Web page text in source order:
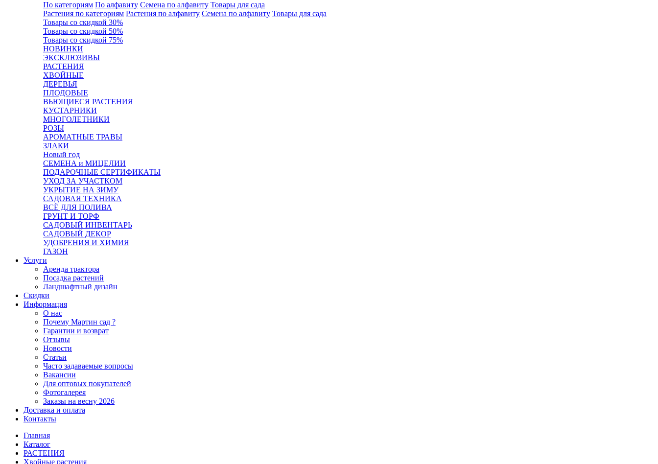
По категориям По алфавиту Семена по алфавиту Товары для сада
Растения по категориям Растения по алфавиту Семена по алфавиту Товары для сада
Товары со скидкой 30%
Товары со скидкой 50%
Товары со скидкой 75%
НОВИНКИ
ЭКСКЛЮЗИВЫ
РАСТЕНИЯ
ХВОЙНЫЕ
ДЕРЕВЬЯ
ПЛОДОВЫЕ
ВЬЮЩИЕСЯ РАСТЕНИЯ
КУСТАРНИКИ
МНОГОЛЕТНИКИ
РОЗЫ
АРОМАТНЫЕ ТРАВЫ
ЗЛАКИ
Новый год
СЕМЕНА и МИЦЕЛИИ
ПОДАРОЧНЫЕ СЕРТИФИКАТЫ
УХОД ЗА УЧАСТКОМ
УКРЫТИЕ НА ЗИМУ
САДОВАЯ ТЕХНИКА
ВСЁ ДЛЯ ПОЛИВА
ГРУНТ И ТОРФ
САДОВЫЙ ИНВЕНТАРЬ
САДОВЫЙ ДЕКОР
УДОБРЕНИЯ И ХИМИЯ
ГАЗОН
Услуги
Аренда трактора
Посадка растений
Ландшафтный дизайн
Скидки
Информация
О нас
Почему Мартин сад ?
Гарантии и возврат
Отзывы
Новости
Статьи
Часто задаваемые вопросы
Вакансии
Для оптовых покупателей
Фотогалерея
Заказы на весну 2026
Доставка и оплата
Контакты
Главная
Каталог
РАСТЕНИЯ
Хвойные растения